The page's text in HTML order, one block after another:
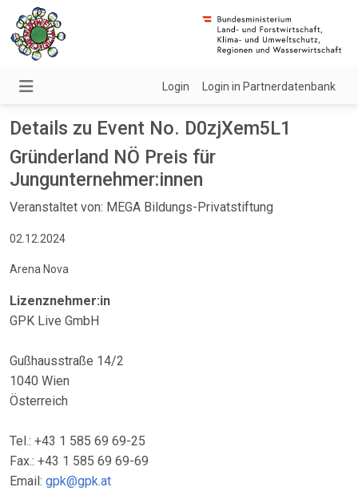
Login Login in Partnerdatenbank
Details zu Event No. D0zjXem5L1
Gründerland NÖ Preis für
Jungunternehmer:innen
Veranstaltet von: MEGA Bildungs-Privatstiftung
02.12.2024
Arena Nova
Lizenznehmer:in
GPK Live GmbH
Gußhausstraße 14/2
1040 Wien
Österreich
Tel.: +43 1 585 69 69-25
Fax.: +43 1 585 69 69-69
Email: gpk@gpk.at